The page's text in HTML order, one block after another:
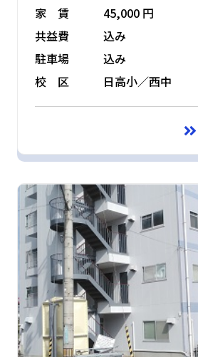
家 賃
45,000 円
共益費
込み
駐車場
込み
校 区
日高小／西中